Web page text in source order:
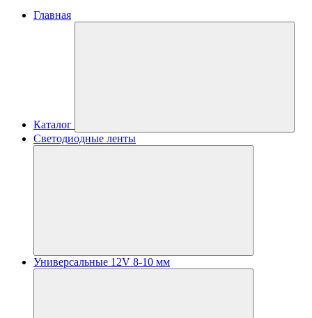
Главная
Каталог
Светодиодные ленты
Универсальные 12V 8-10 мм